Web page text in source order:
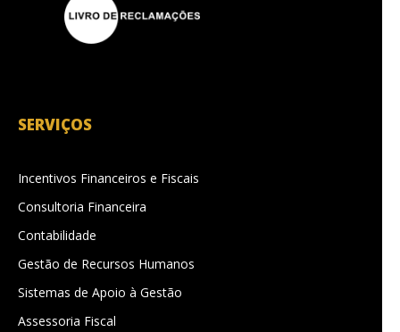
SERVIÇOS
Incentivos Financeiros e Fiscais
Consultoria Financeira
Contabilidade
Gestão de Recursos Humanos
Sistemas de Apoio à Gestão
Assessoria Fiscal